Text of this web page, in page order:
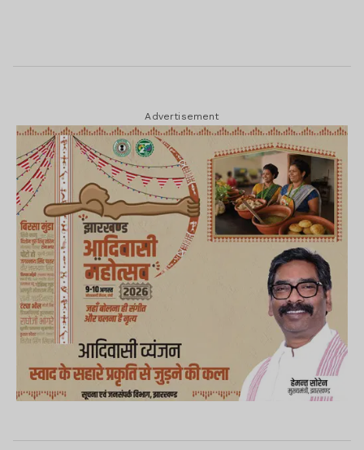
Advertisement